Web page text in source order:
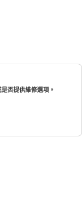
否提供維修選項。